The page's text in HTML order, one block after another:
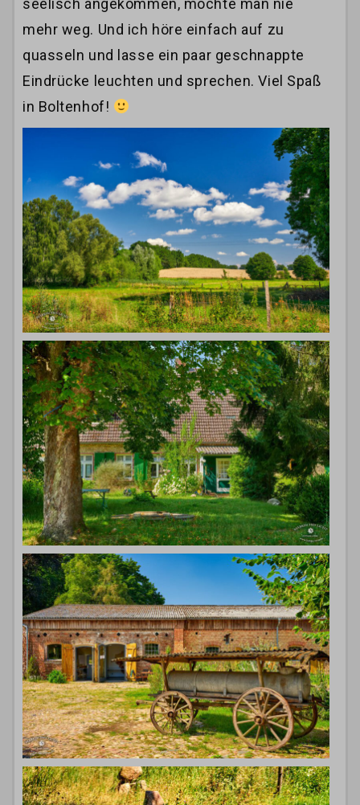
seelisch angekommen, möchte man nie
mehr weg. Und ich höre einfach auf zu
quasseln und lasse ein paar geschnappte
Eindrücke leuchten und sprechen. Viel Spaß
in Boltenhof!